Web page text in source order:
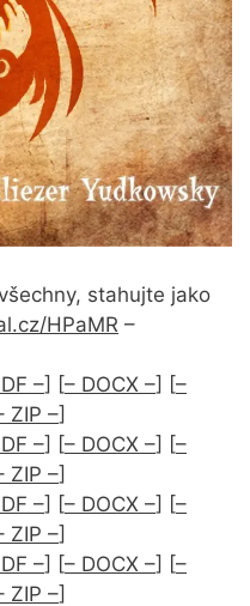
stahujte jako
HPaMR –
–] [– DOCX –] [–
ZIP –]
–] [– DOCX –] [–
ZIP –]
–] [– DOCX –] [–
ZIP –]
–] [– DOCX –] [–
ZIP –]